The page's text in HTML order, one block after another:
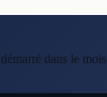
dans le